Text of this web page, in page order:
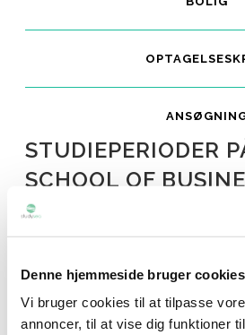
Denne hjemmeside bruger cookies
Vi bruger cookies til at tilpasse
annoncer, til at vise dig funktioner
STUDIEPERIODER
SCHOOL OF
Efterårssemestret: September til
Forårssemestret: Januar til maj